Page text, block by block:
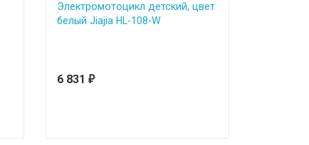
Электромотоцикл детский, цвет
белый Jiajia HL-108-W
6 831 ₽